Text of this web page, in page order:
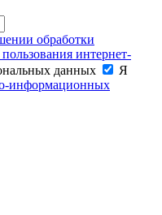
обработки
интернет-
данных
Я
информационных